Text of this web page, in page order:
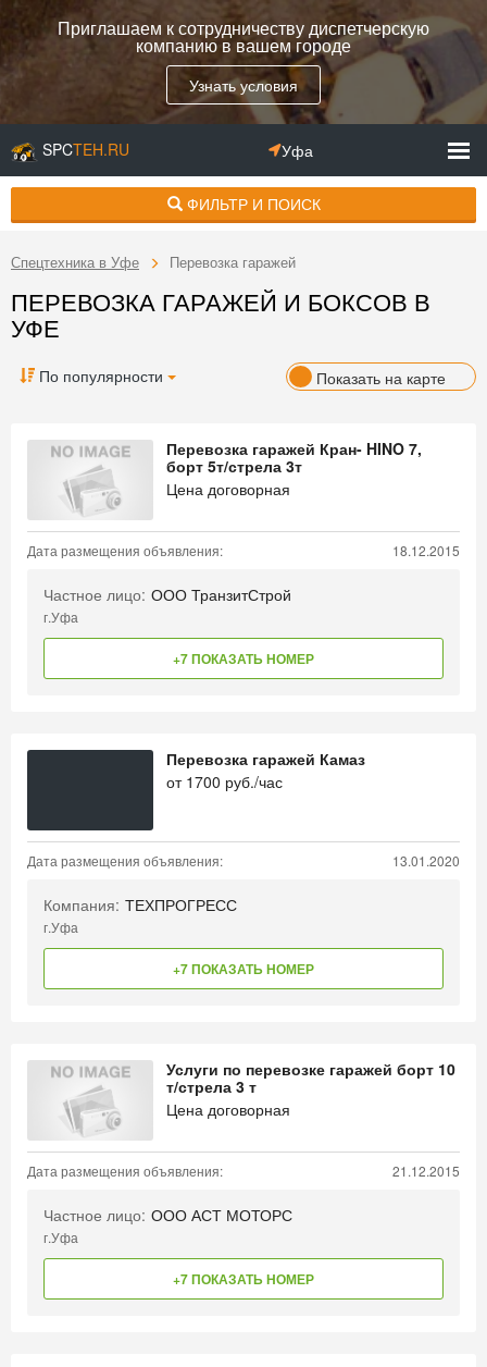
Приглашаем к сотрудничеству диспетчерскую
компанию в вашем городе
Узнать условия
SPCTEH.RU Уфа
ФИЛЬТР И ПОИСК
Спецтехника в Уфе Перевозка гаражей
ПЕРЕВОЗКА ГАРАЖЕЙ И БОКСОВ В
УФЕ
По популярности Показать на карте
Перевозка гаражей Кран- HINO 7,
борт 5т/стрела 3т
Цена договорная
Дата размещения объявления: 18.12.2015
Частное лицо: ООО ТранзитСтрой
г.Уфа
+7 ПОКАЗАТЬ НОМЕР
Перевозка гаражей Камаз
от 1700 руб./час
Дата размещения объявления: 13.01.2020
Компания: ТЕХПРОГРЕСС
г.Уфа
+7 ПОКАЗАТЬ НОМЕР
Услуги по перевозке гаражей борт 10
т/стрела 3 т
Цена договорная
Дата размещения объявления: 21.12.2015
Частное лицо: ООО АСТ МОТОРС
г.Уфа
+7 ПОКАЗАТЬ НОМЕР